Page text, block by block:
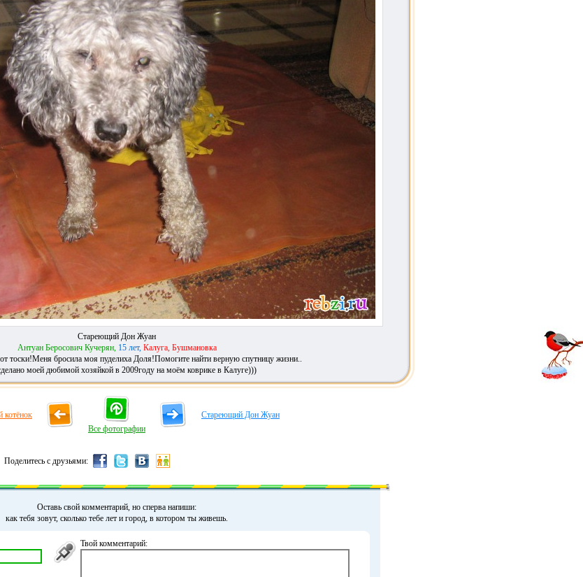
Стареющий Дон Жуан
Антуан Беросович Кучерян, 15 лет, Калуга, Бушмановка
тоски!Меня бросила моя пуделиха Доля!Помогите найти верную спутницу жизни..
моей дюбимой хозяйкой в 2009году на моём коврике в Калуге)))
котёнок
Все фотографии
Стареющий Дон Жуан
Поделитесь с друзьями:
Оставь свой комментарий, но сперва напиши:
как тебя зовут, сколько тебе лет и город, в котором ты живешь.
Твой комментарий: